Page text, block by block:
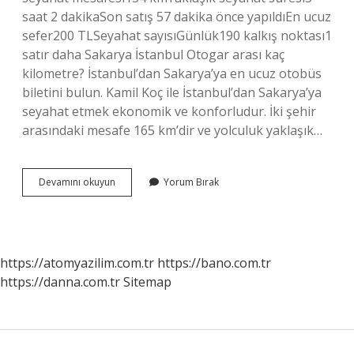
saat 2 dakikaSon satış 57 dakika önce yapıldıEn ucuz
sefer200 TLSeyahat sayısıGünlük190 kalkış noktası1
satır daha Sakarya İstanbul Otogar arası kaç
kilometre? İstanbul’dan Sakarya’ya en ucuz otobüs
biletini bulun. Kamil Koç ile İstanbul’dan Sakarya’ya
seyahat etmek ekonomik ve konforludur. İki şehir
arasındaki mesafe 165 km’dir ve yolculuk yaklaşık…
Devamını okuyun
İStanbul
Yorum Bırak
https://atomyazilim.com.tr https://bano.com.tr
https://danna.com.trSitemap